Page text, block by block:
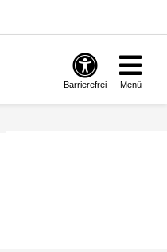
Barrierefrei Menü